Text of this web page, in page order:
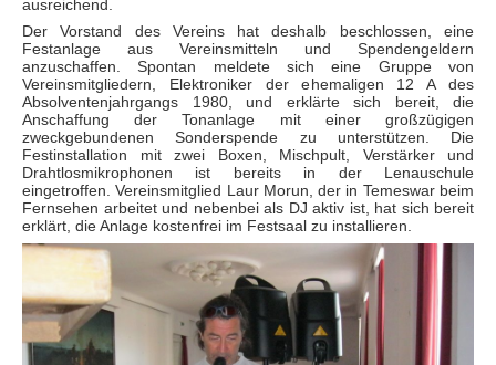
ausreichend.
Der Vorstand des Vereins hat deshalb beschlossen, eine
Festanlage aus Vereinsmitteln und Spendengeldern
anzuschaffen. Spontan meldete sich eine Gruppe von
Vereinsmitgliedern, Elektroniker der ehemaligen 12 A des
Absolventenjahrgangs 1980, und erklärte sich bereit, die
Anschaffung der Tonanlage mit einer großzügigen
zweckgebundenen Sonderspende zu unterstützen. Die
Festinstallation mit zwei Boxen, Mischpult, Verstärker und
Drahtlosmikrophonen ist bereits in der Lenauschule
eingetroffen. Vereinsmitglied Laur Morun, der in Temeswar beim
Fernsehen arbeitet und nebenbei als DJ aktiv ist, hat sich bereit
erklärt, die Anlage kostenfrei im Festsaal zu installieren.